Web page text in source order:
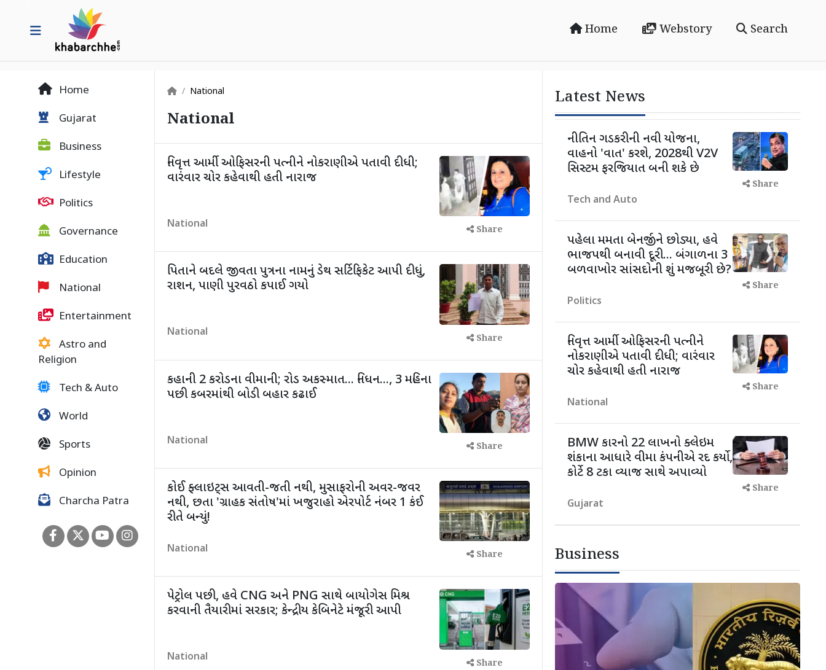
Home Webstory Search
Home
Gujarat
Business
Lifestyle
Politics
Governance
Education
National
Entertainment
Astro and
Religion
Tech & Auto
World
Sports
Opinion
Charcha Patra
National
National
નિવૃત્ત આર્મી ઓફિસરની પત્નીને નોકરાણીએ પતાવી દીધી;
વારંવાર ચોર કહેવાથી હતી નારાજ
National Share
પિતાને બદલે જીવતા પુત્રના નામનું ડેથ સર્ટિફિકેટ આપી દીધું,
રાશન, પાણી પુરવઠો કપાઈ ગયો
National Share
કહાની 2 કરોડના વીમાની; રોડ અકસ્માત... નિધન..., 3 મહિના
પછી કબરમાંથી બોડી બહાર કઢાઈ
National Share
કોઈ ફ્લાઇટ્સ આવતી-જતી નથી, મુસાફરોની અવર-જવર
નથી, છતા 'ગ્રાહક સંતોષ'માં ખજુરાહો એરપોર્ટ નંબર 1 કંઈ
રીતે બન્યું!
National Share
પેટ્રોલ પછી, હવે CNG અને PNG સાથે બાયોગેસ મિશ્ર
કરવાની તૈયારીમાં સરકાર; કેન્દ્રીય કેબિનેટે મંજૂરી આપી
National Share
Latest News
નીતિન ગડકરીની નવી યોજના,
વાહનો 'વાત' કરશે, 2028થી V2V
સિસ્ટમ ફરજિયાત બની શકે છે
Tech and Auto
Share
પહેલા મમતા બેનર્જીને છોડ્યા, હવે
ભાજપથી બનાવી દૂરી... બંગાળના 3
બળવાખોર સાંસદોની શું મજબૂરી છે?
Politics
Share
નિવૃત્ત આર્મી ઓફિસરની પત્નીને
નોકરાણીએ પતાવી દીધી; વારંવાર
ચોર કહેવાથી હતી નારાજ
National
Share
BMW કારનો 22 લાખનો ક્લેઇમ
શંકાના આધારે વીમા કંપનીએ રદ કર્યો,
કોર્ટે 8 ટકા વ્યાજ સાથે અપાવ્યો
Gujarat
Share
Business